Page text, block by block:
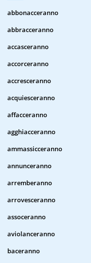
abbonacceranno
abbracceranno
accasceranno
accorceranno
accresceranno
acquiesceranno
affacceranno
agghiacceranno
ammassicceranno
annunceranno
arremberanno
arrovesceranno
assoceranno
aviolanceranno
baceranno